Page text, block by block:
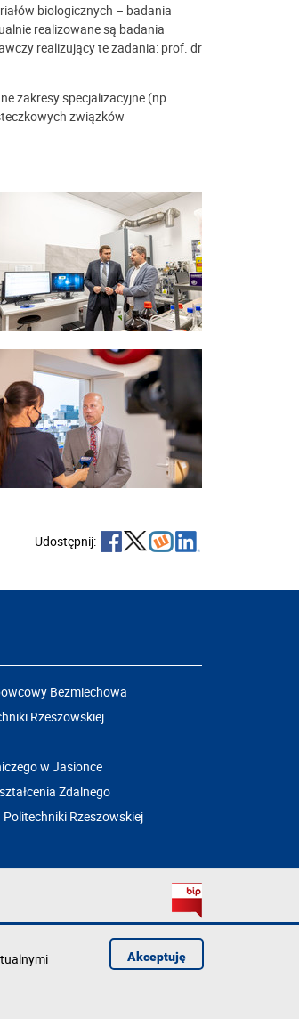
biologicznych – badania
realizowane są badania
realizujący te zadania: prof. dr
zakresy specjalizacyjne (np.
związków
Udostępnij:
Bezmiechowa
Rzeszowskiej
w Jasionce
Zdalnego
Rzeszowskiej
Akceptuję